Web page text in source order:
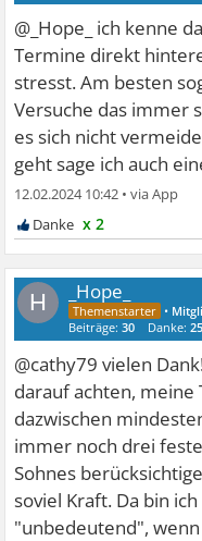
@_Hope_ ich kenne
Termine direkt
stresst. Am besten
Versuche das immer
es sich nicht
geht sage ich auch
12.02.2024 10:42 •
x 2
H _Hope_
•
Beiträge:30 Danke:25
@cathy79 vielen
darauf achten, meine
dazwischen
immer noch drei
Sohnes
soviel Kraft. Da bin
"unbedeutend",